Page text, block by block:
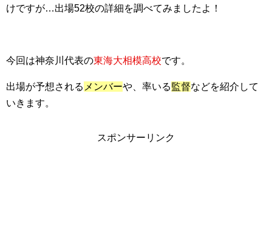
けですが…出場52校の詳細を調べてみましたよ！
今回は神奈川代表の東海大相模高校です。
出場が予想される メンバーや、率いる監督などを紹介して
いきます。
スポンサーリンク